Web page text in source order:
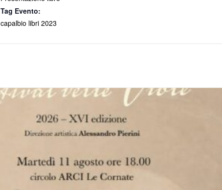
Tag Evento:
capalbio libri 2023